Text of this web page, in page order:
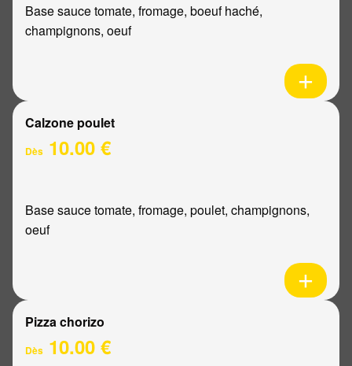
Base sauce tomate, fromage, boeuf haché,
champignons, oeuf
Calzone poulet
Dès 10.00 €
Base sauce tomate, fromage, poulet, champignons,
oeuf
Pizza chorizo
Dès 10.00 €